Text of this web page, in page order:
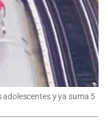
adolescentes y ya suma 5